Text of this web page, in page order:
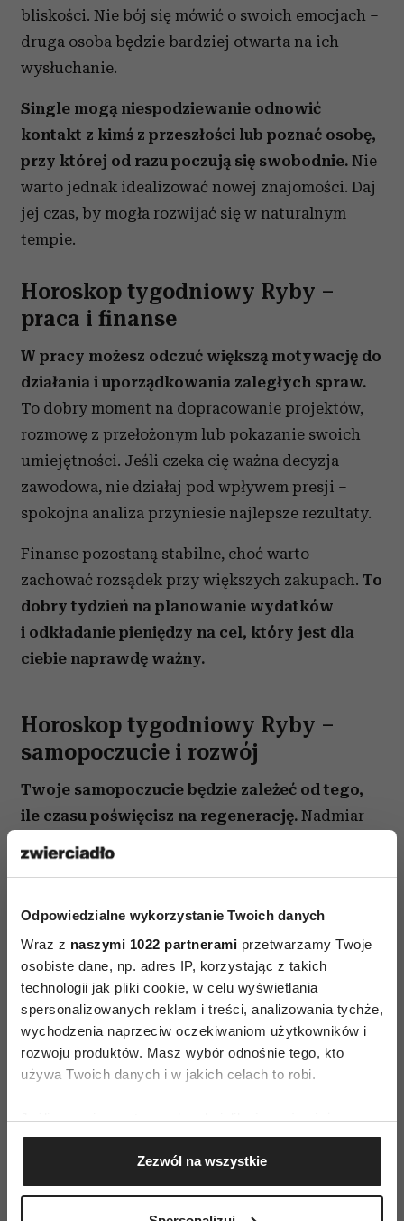
Odpowiedzialne wykorzystanie Twoich danych
Wraz z naszymi 1022 partnerami przetwarzamy Twoje
osobiste dane, np. adres IP, korzystając z takich
technologii jak pliki cookie, w celu wyświetlania
spersonalizowanych reklam i treści, analizowania tychże,
wychodzenia naprzeciw oczekiwaniom użytkowników i
rozwoju produktów. Masz wybór odnośnie tego, kto
używa Twoich danych i w jakich celach to robi.
Jeśli wyrazisz na to zgodę, chcielibyśmy również:
Gromadzić dane dotyczące Twojej lokalizacji
geograficznej z dokładnością nawet do kilku metrów
Identyfikować Twoje urządzenie, aktywnie
Zezwól na wszystkie
bliskości. Nie bój się mówić o swoich emocjach –
druga osoba będzie bardziej otwarta na ich
wysłuchanie.
Single mogą niespodziewanie odnowić
kontakt z kimś z przeszłości lub poznać osobę,
przy której od razu poczują się swobodnie. Nie
warto jednak idealizować nowej znajomości. Daj
jej czas, by mogła rozwijać się w naturalnym
tempie.
Horoskop tygodniowy Ryby –
praca i finanse
W pracy możesz odczuć większą motywację do
działania i uporządkowania zaległych spraw.
To dobry moment na dopracowanie projektów,
rozmowę z przełożonym lub pokazanie swoich
umiejętności. Jeśli czeka cię ważna decyzja
zawodowa, nie działaj pod wpływem presji –
spokojna analiza przyniesie najlepsze rezultaty.
Finanse pozostaną stabilne, choć warto
zachować rozsądek przy większych zakupach. To
dobry tydzień na planowanie wydatków
i odkładanie pieniędzy na cel, który jest dla
ciebie naprawdę ważny.
Horoskop tygodniowy Ryby –
samopoczucie i rozwój
Twoje samopoczucie będzie zależeć od tego,
ile czasu poświęcisz na regenerację. Nadmiar
obowiązków może sprawić, że łatwo się
z naturą, muzyka albo każda aktywność, która
pomaga wyciszyć myśli.
To również dobry moment na rozwój duchowy
lub twórczy.Jeśli od dawna odkładałaś lub
odkładałeś jakieś marzenie na później, ten
tydzień może dać ci impuls, by wreszcie zrobić
WSKAZÓWKA TYGODNIA
Zaufaj swojej intuicji, ale nie zapominaj